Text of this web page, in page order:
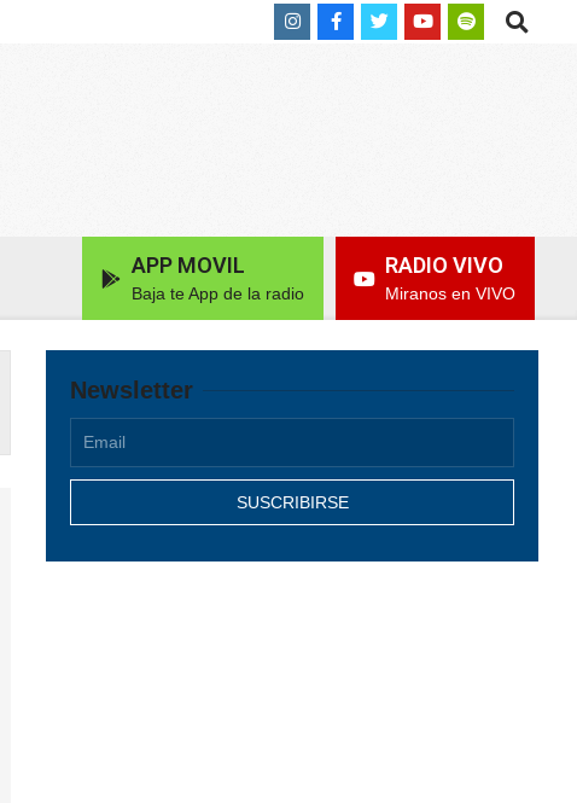
Search
APP MOVIL
Baja te App de la radio
RADIO VIVO
Miranos en VIVO
Newsletter